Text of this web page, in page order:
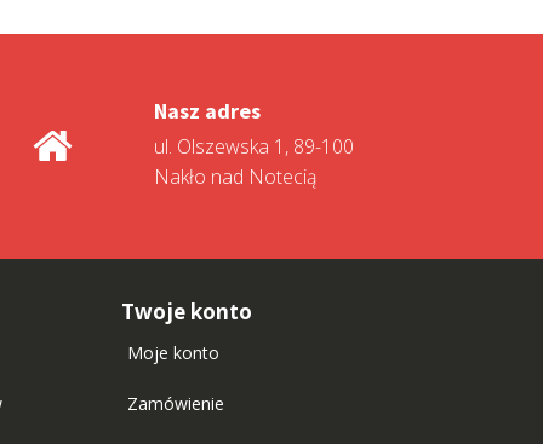
Nasz adres
ul. Olszewska 1, 89-100
Nakło nad Notecią
Twoje konto
Moje konto
Zamówienie